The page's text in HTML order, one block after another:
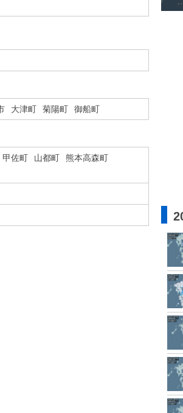
大津町 菊陽町 御船町
甲佐町 山都町
熊本高森町